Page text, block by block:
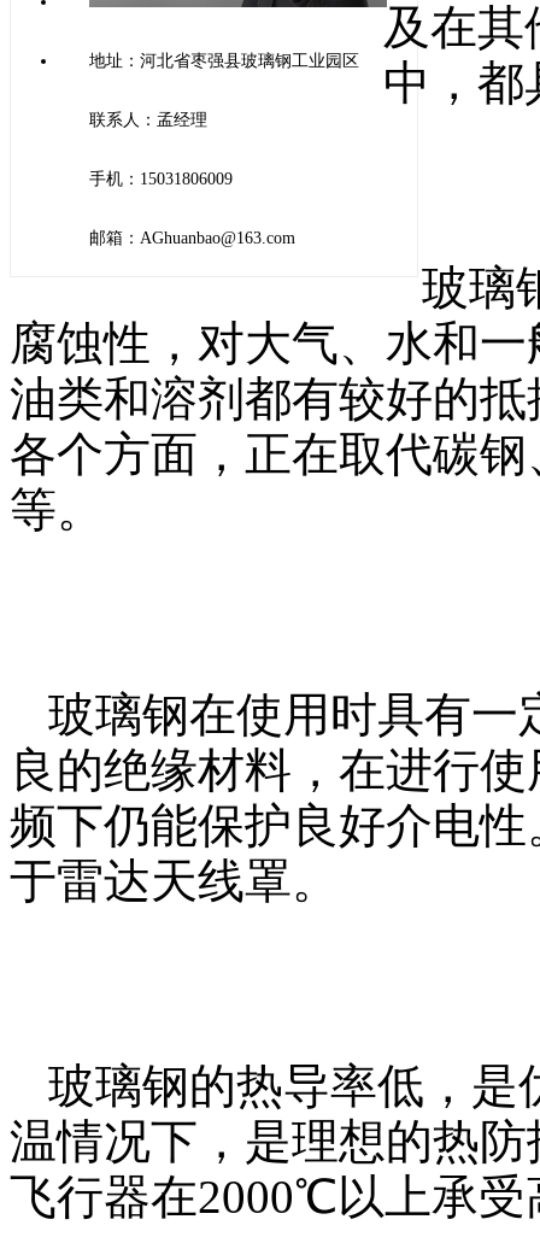
地址：河北省枣强县玻璃钢工业园区
联系人：孟经理
手机：15031806009
邮箱：AGhuanbao@163.com
及在其
中，都
玻璃
腐蚀性，对大气、水和
油类和溶剂都有较好的
各个方面，正在取代碳
等。
玻璃钢在使用时具有一
良的绝缘材料，在进行
频下仍能保护良好介电
于雷达天线罩。
玻璃钢的热导率低，是
温情况下，是理想的热
飞行器在2000℃以上承受